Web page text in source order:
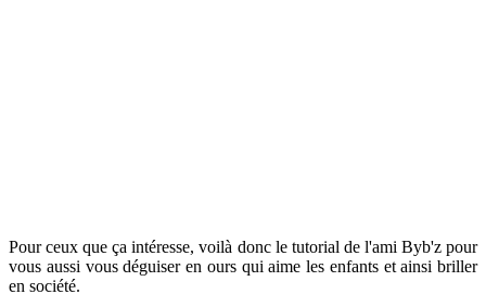
Pour ceux que ça intéresse, voilà donc le tutorial de l'ami Byb'z pour
vous aussi vous déguiser en ours qui aime les enfants et ainsi briller
en société.